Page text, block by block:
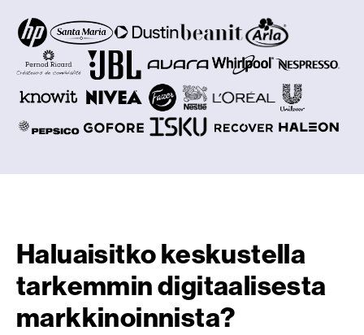
Haluaisitko keskustella
tarkemmin digitaalisesta
markkinoinnista?